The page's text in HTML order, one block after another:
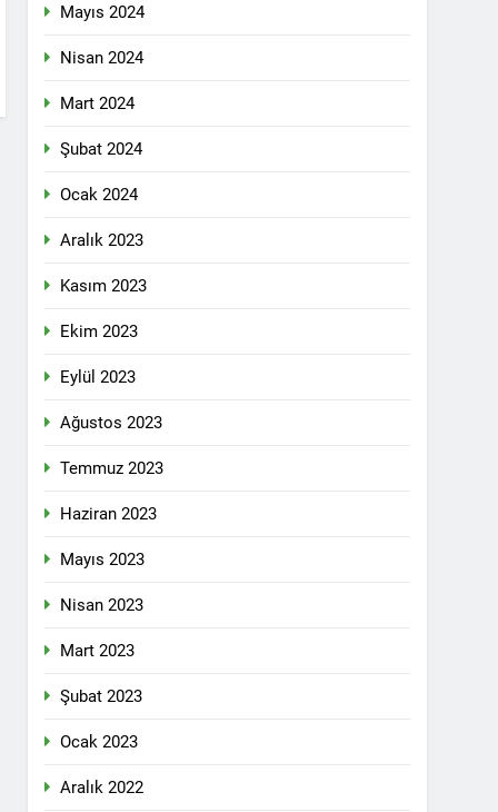
en başta Kürt halkının yararına
Bugün 8 Mart Dünya
Geleceğinde Belirsizlikler”
Dünya Anadil Günü’nü HAK-
dil olsun.
Mayıs 2024
Nisan 2024
Mart 2024
Şubat 2024
Ocak 2024
Aralık 2023
Kasım 2023
Ekim 2023
Eylül 2023
Ağustos 2023
Temmuz 2023
Haziran 2023
Mayıs 2023
Nisan 2023
Mart 2023
Şubat 2023
Ocak 2023
Aralık 2022